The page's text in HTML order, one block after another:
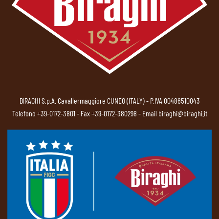
BIRAGHI S.p.A. Cavallermaggiore CUNEO (ITALY) - P.IVA 00486510043
Telefono +39-0172-3801- Fax +39-0172-380298 - Email biraghi@biraghi.it